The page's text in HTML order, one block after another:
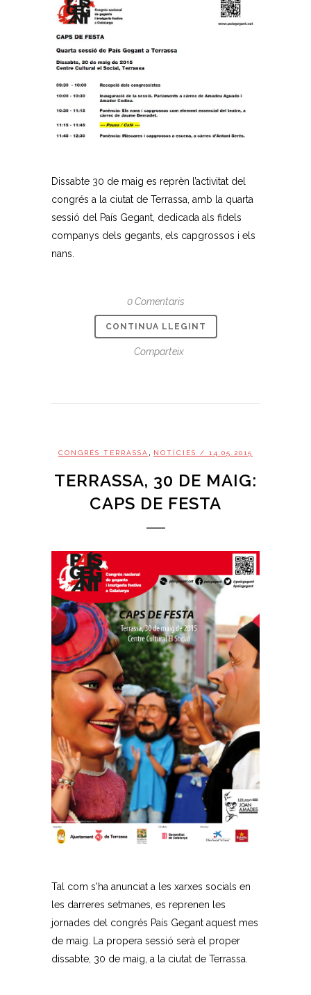
Dissabte 30 de maig es reprèn l’activitat del
congrés a la ciutat de Terrassa, amb la quarta
sessió del País Gegant, dedicada als fidels
companys dels gegants, els capgrossos i els
nans.
0 Comentaris
CONTINUA LLEGINT
Comparteix
CONGRÉS TERRASSA NOTÍCIES / 14.05.2015
TERRASSA, 30 DE MAIG:
CAPS DE FESTA
Tal com s'ha anunciat a les xarxes socials en
les darreres setmanes, es reprenen les
jornades del congrés País Gegant aquest mes
de maig. La propera sessió serà el proper
dissabte, 30 de maig, a la ciutat de Terrassa.